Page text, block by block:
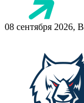
08 сентября 2026,